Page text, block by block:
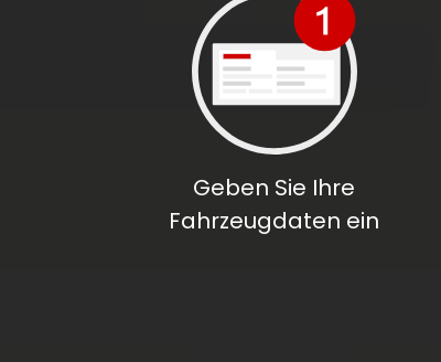
Geben Sie Ihre
Fahrzeugdaten ein